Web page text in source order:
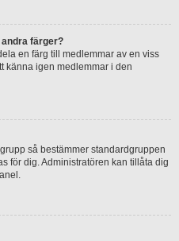
färger?
en färg till medlemmar av en viss
känna igen medlemmar i den
så bestämmer standardgruppen
för dig. Administratören kan tillåta dig